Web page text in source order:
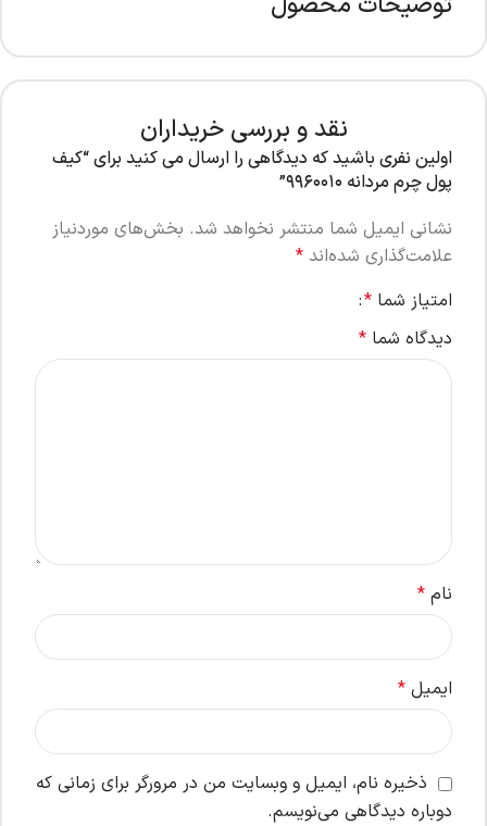
نقد و بررسی خریداران
اولین نفری باشید که دیدگاهی را ارسال می کنید برای “کیف
پول چرم مردانه ۹۹۶۰۰۱۰”
نشانی ایمیل شما منتشر نخواهد شد. بخش‌های موردنیاز
علامت‌گذاری شده‌اند *
امتیاز شما *
دیدگاه شما *
نام *
ایمیل *
ذخیره نام، ایمیل و وبسایت من در مرورگر برای زمانی که
دوباره دیدگاهی می‌نویسم.